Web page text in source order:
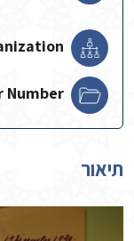
Number:
תיאור